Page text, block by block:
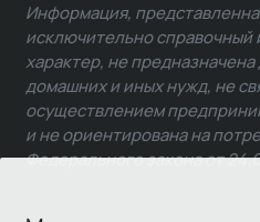
Информация,
исключительно справочный
характер, не
домашних и иных нужд, не
осуществлением
и не ориентирована на
Федерального закона от